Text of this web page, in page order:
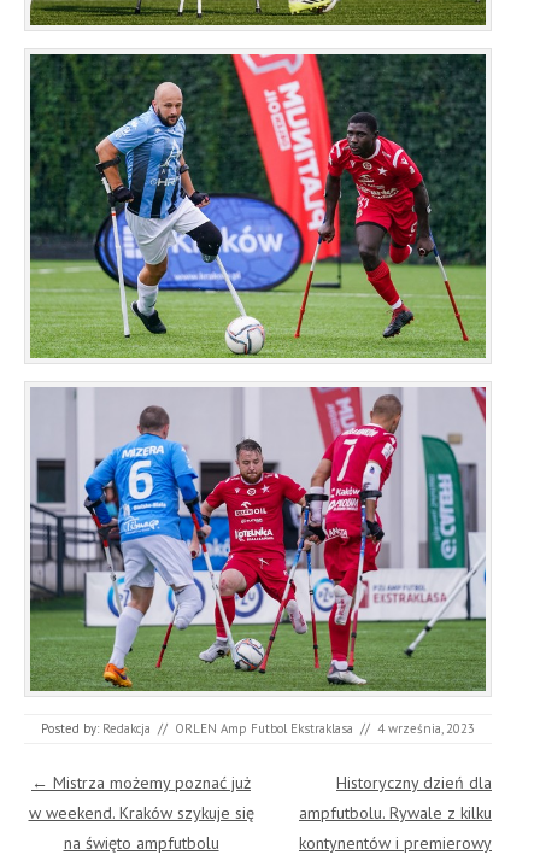
Posted by: Redakcja // ORLEN Amp Futbol Ekstraklasa // 4 września, 2023
Post navigation
← Mistrza możemy poznać już
w weekend. Kraków szykuje się
na święto ampfutbolu
Historyczny dzień dla
ampfutbolu. Rywale z kilku
kontynentów i premierowy